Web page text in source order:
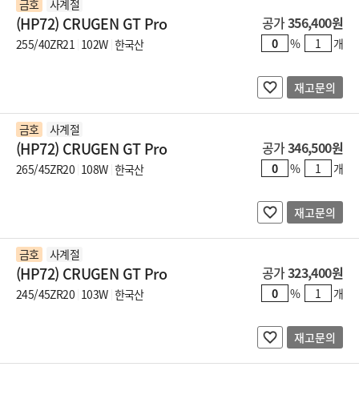
금호 사계절
(HP72) CRUGEN GT Pro
255/40ZR21 102W 한국산
공가356,400원
% 개
재고문의
금호 사계절
(HP72) CRUGEN GT Pro
265/45ZR20 108W 한국산
공가346,500원
% 개
재고문의
금호 사계절
(HP72) CRUGEN GT Pro
245/45ZR20 103W 한국산
공가323,400원
% 개
재고문의